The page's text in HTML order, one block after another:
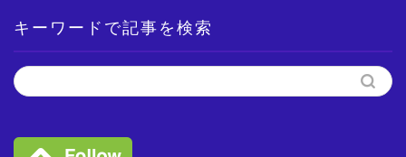
キーワードで記事を検索